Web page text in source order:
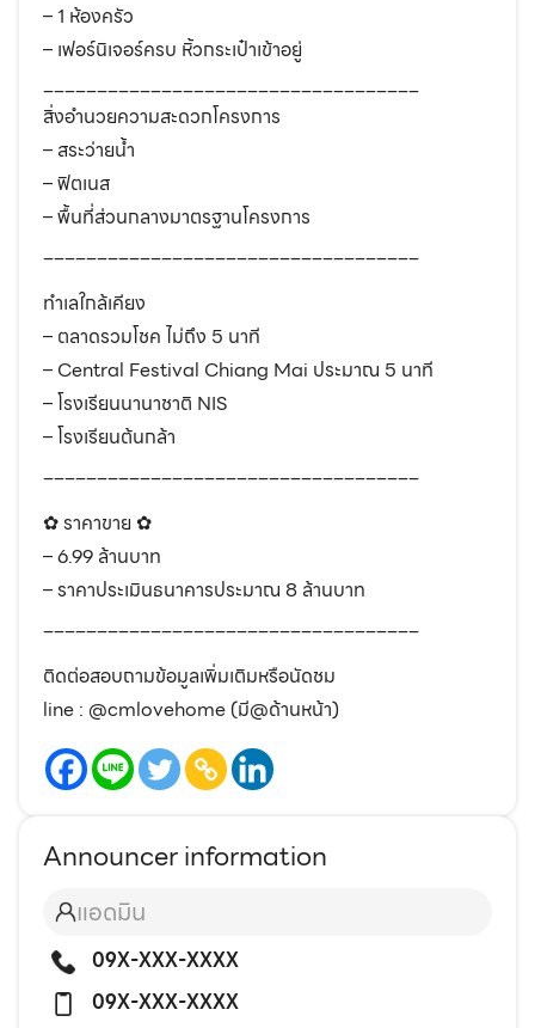
– 1 ห้องครัว
– เฟอร์นิเจอร์ครบ หิ้วกระเป๋าเข้าอยู่
___________________________________
สิ่งอำนวยความสะดวกโครงการ
– สระว่ายน้ำ
– ฟิตเนส
– พื้นที่ส่วนกลางมาตรฐานโครงการ
___________________________________
ทำเลใกล้เคียง
– ตลาดรวมโชค ไม่ถึง 5 นาที
– Central Festival Chiang Mai ประมาณ 5 นาที
– โรงเรียนนานาชาติ NIS
– โรงเรียนต้นกล้า
___________________________________
✿ ราคาขาย ✿
– 6.99 ล้านบาท
– ราคาประเมินธนาคารประมาณ 8 ล้านบาท
___________________________________
ติดต่อสอบถามข้อมูลเพิ่มเติมหรือนัดชม
line : @cmlovehome (มี@ด้านหน้า)
Announcer information
แอดมิน
09X-XXX-XXXX
09X-XXX-XXXX